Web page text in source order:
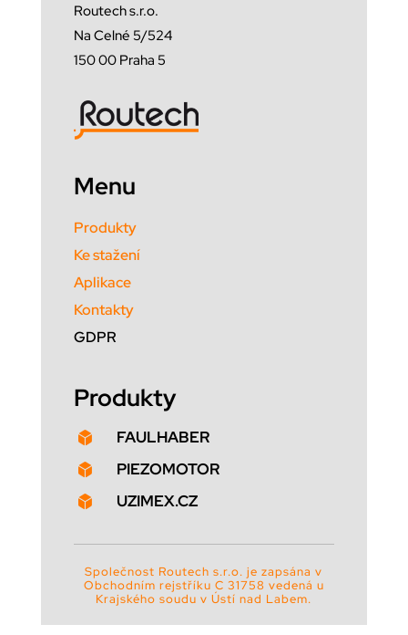
Routech s.r.o.
Na Celné 5/524
150 00 Praha 5
Menu
Produkty
Ke stažení
Aplikace
Kontakty
GDPR
Produkty
 FAULHABER
 PIEZOMOTOR
 UZIMEX.CZ
Společnost Routech s.r.o. je zapsána v
Obchodním rejstříku C 31758 vedená u
Krajského soudu v Ústí nad Labem.